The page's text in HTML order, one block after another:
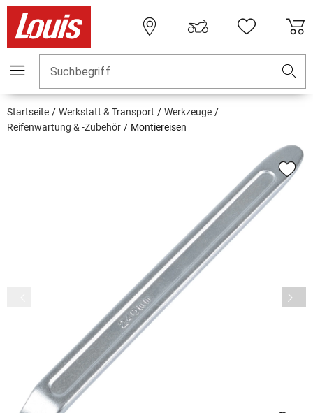
Suchbegriff
Startseite Werkstatt & Transport
Werkzeuge
Reifenwartung & -Zubehör
Montiereisen